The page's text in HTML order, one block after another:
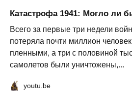
Катастрофа 1941: Могло ли
Всего за первые три недели
потеряла почти миллион
пленными, а три с половиной
самолетов были уничтожены,...
youtu.be